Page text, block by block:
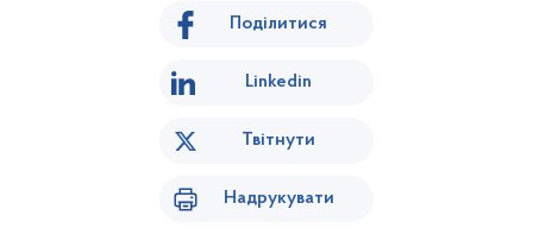
Поділитися
Linkedin
Твітнути
Надрукувати